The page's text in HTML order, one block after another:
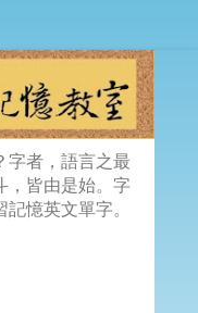
字者，語言之最
，皆由是始。字
憶英文單字。